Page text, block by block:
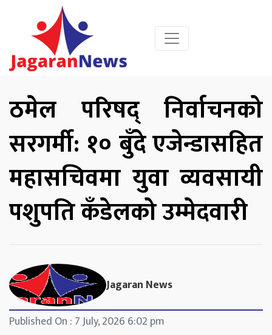
ठमेल परिषद् निर्वाचनको
सरगर्मी: १० बुँदे एजेन्डासहित
महासचिवमा युवा व्यवसायी
पशुपति कँडेलको उम्मेदवारी
Jagaran News
Published On : 7 July, 2026 6:02 pm